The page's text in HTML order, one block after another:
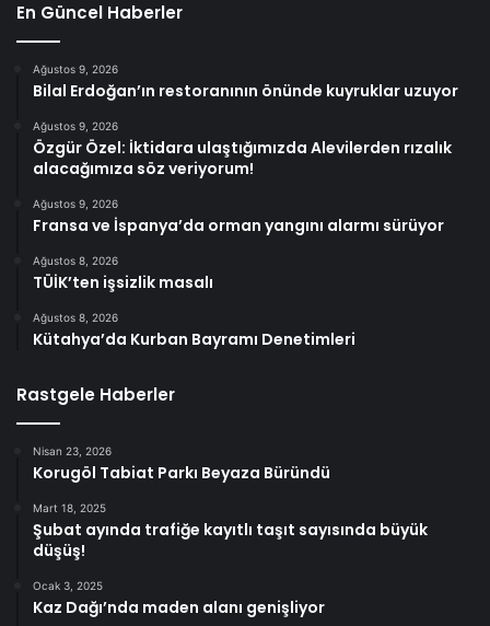
En Güncel Haberler
Ağustos 9, 2026
Bilal Erdoğan’ın restoranının önünde kuyruklar uzuyor
Ağustos 9, 2026
Özgür Özel: İktidara ulaştığımızda Alevilerden rızalık
alacağımıza söz veriyorum!
Ağustos 9, 2026
Fransa ve İspanya’da orman yangını alarmı sürüyor
Ağustos 8, 2026
TÜİK’ten işsizlik masalı
Ağustos 8, 2026
Kütahya’da Kurban Bayramı Denetimleri
Rastgele Haberler
Nisan 23, 2026
Korugöl Tabiat Parkı Beyaza Büründü
Mart 18, 2025
Şubat ayında trafiğe kayıtlı taşıt sayısında büyük
düşüş!
Ocak 3, 2025
Kaz Dağı’nda maden alanı genişliyor